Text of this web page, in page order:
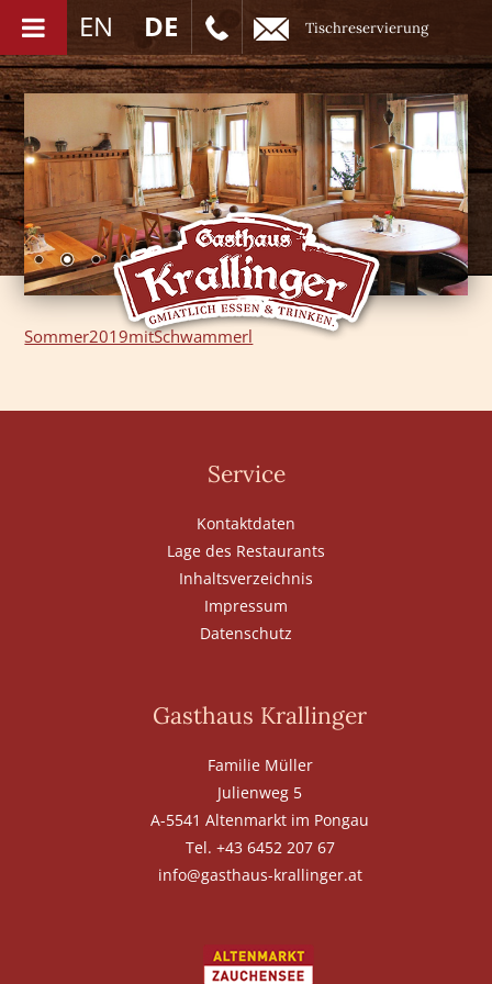
EN DE Tischreservierung
Sommer2019mitSchwammerl
Service
Kontaktdaten
Lage des Restaurants
Inhaltsverzeichnis
Impressum
Datenschutz
Gasthaus Krallinger
Familie Müller
Julienweg 5
A-5541 Altenmarkt im Pongau
Tel. +43 6452 207 67
info@gasthaus-krallinger.at